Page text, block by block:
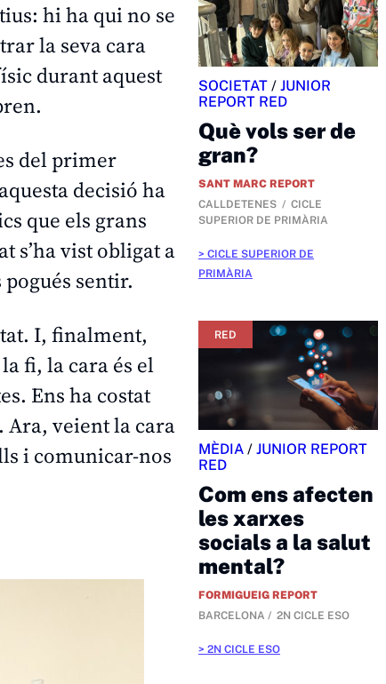
hi ha qui no se
la seva cara
durant aquest
del primer
decisió ha
que els grans
s’ha vist obligat a
sentir.
I, finalment,
fi, la cara és el
Ens ha costat
Ara, veient la cara
i comunicar-nos
SOCIETAT / JUNIOR
REPORT RED
Què vols ser de
gran?
SANT MARC REPORT
CALLDETENES
CICLE
SUPERIOR DE PRIMÀRIA
CICLE SUPERIOR DE
PRIMÀRIA
RED
MÈDIA / JUNIOR REPORT
RED
Com ens afecten
les xarxes
socials a la salut
mental?
FORMIGUEIG REPORT
BARCELONA
2N CICLE ESO
2N CICLE ESO